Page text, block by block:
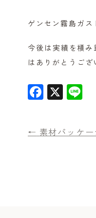
ゲンセン霧島ガ
今後は実績を積
はありがとうござ
F
e
X
← 素材パッケー